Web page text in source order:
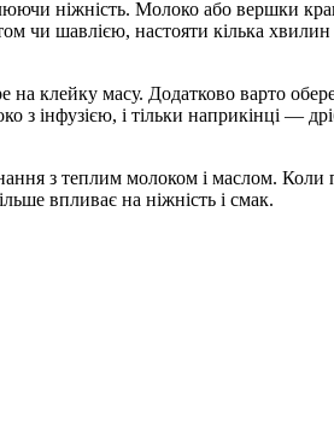
ніжність. Молоко або вершки
чи шавлією, настояти кілька хвилин
клейку масу. Додатково варто
інфузією, і тільки наприкінці —
з теплим молоком і маслом. Коли
впливає на ніжність і смак.